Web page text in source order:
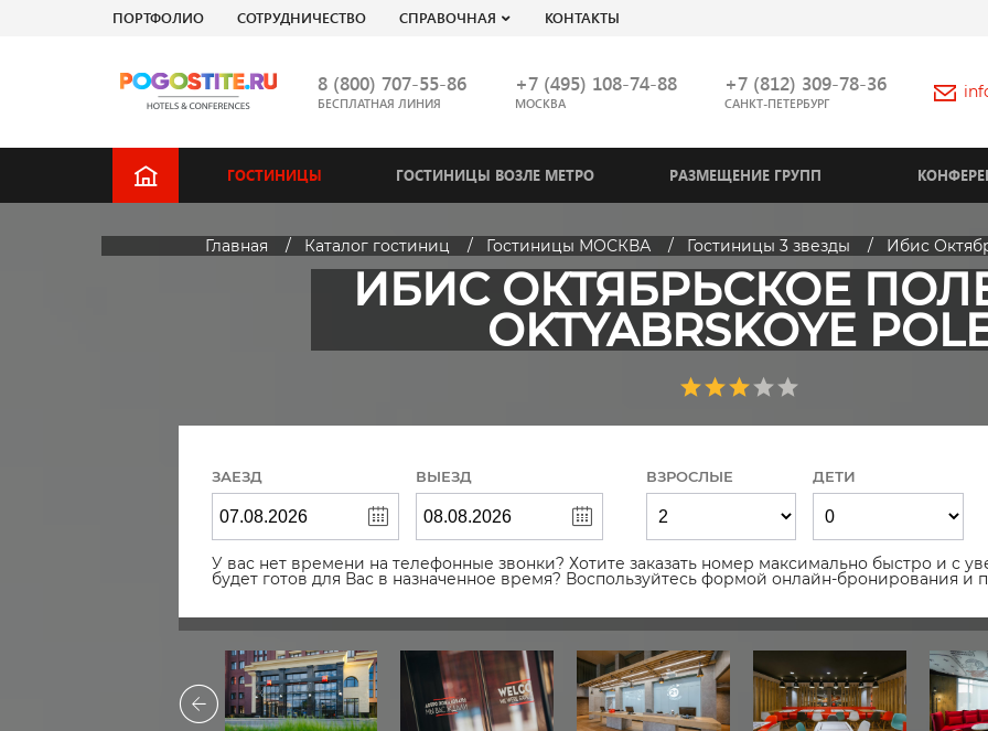
ПОРТФОЛИО СОТРУДНИЧЕСТВО СПРАВОЧНАЯ КОНТАКТЫ
8 (800) 707-55-86
БЕСПЛАТНАЯ ЛИНИЯ
+7 (495) 108-74-88
МОСКВА
+7 (812) 309-78-36
САНКТ-ПЕТЕРБУРГ
ГОСТИНИЦЫ ГОСТИНИЦЫ ВОЗЛЕ МЕТРО РАЗМЕЩЕНИЕ ГРУПП
Главная Каталог гостиниц Гостиницы МОСКВА Гостиницы 3 звезды Ибис
ИБИС ОКТЯБРЬСКОЕ
OKTYABRSKOYE
ЗАЕЗД ВЫЕЗД ВЗРОСЛЫЕ ДЕТИ
У вас нет времени на телефонные звонки? Хотите заказать номер максимально быстро и с
будет готов для Вас в назначенное время? Воспользуйтесь формой онлайн-бронирования и